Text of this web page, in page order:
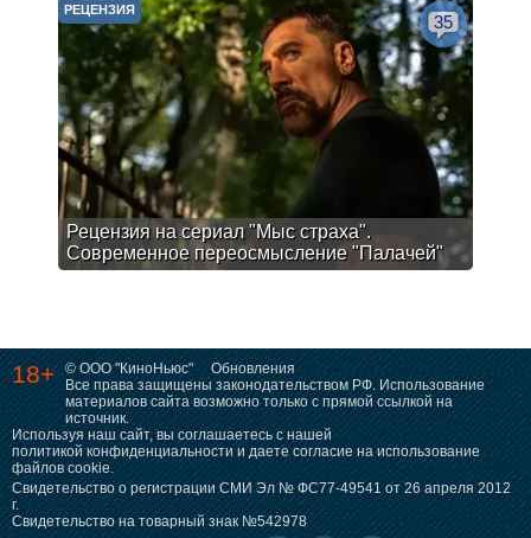
Рецензия на сериал "Мыс страха".
Современное переосмысление "Палачей"
РЕЦЕНЗИЯ
35
18+ © ООО "КиноНьюс"
Обновления
Все права защищены законодательством РФ. Использование
материалов сайта возможно только с прямой ссылкой на
источник.
Используя наш сайт, вы соглашаетесь с нашей
политикой конфиденциальности и даете согласие на использование
файлов cookie.
Свидетельство о регистрации СМИ Эл № ФС77-49541 от 26 апреля 2012
г.
Свидетельство на товарный знак №542978